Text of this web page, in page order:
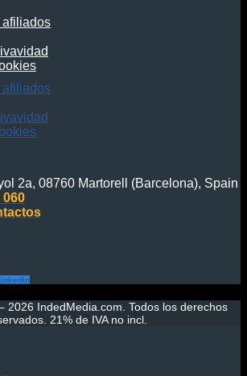
afiliados
afiliados
2a, 08760 Martorell (Barcelona), Spain
060
2026 IndedMedia.com. Todos los derechos
21% de IVA no incl.